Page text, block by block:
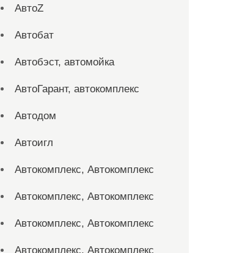
АвтоZ
Автобат
Автобэст, автомойка
АвтоГарант, автокомплекс
Автодом
Автоигл
Автокомплекс, Автокомплекс
Автокомплекс, Автокомплекс
Автокомплекс, Автокомплекс
Автокомплекс, Автокомплекс